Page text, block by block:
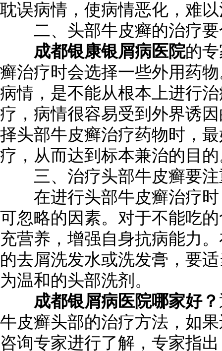
耽误病情，使病情恶化，难
二、头部牛皮癣的治疗要
成都银康银屑病医院的
癣治疗时会选择一些外用药
病情，是不能从根本上进行
疗，病情很容易受到外界诱
择头部牛皮癣治疗药物时，
疗，从而达到标本兼治的目
三、治疗头部牛皮癣要注
在进行头部牛皮癣治疗时
可忽略的因素。对于不能吃
充营养，增强自身抗病能力
的去屑洗发水或洗发膏，要
为温和的头部洗剂。
成都银屑病医院哪家好？
牛皮癣头部的治疗方法，如
咨询专家进行了解，专家指